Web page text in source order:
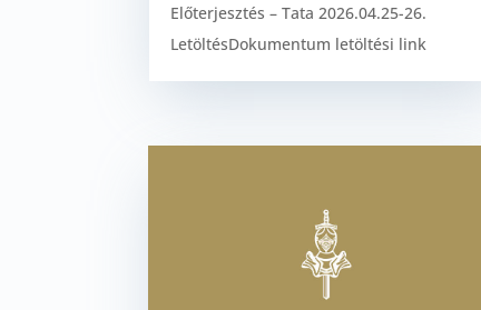
Előterjesztés – Tata 2026.04.25-26.
LetöltésDokumentum letöltési link